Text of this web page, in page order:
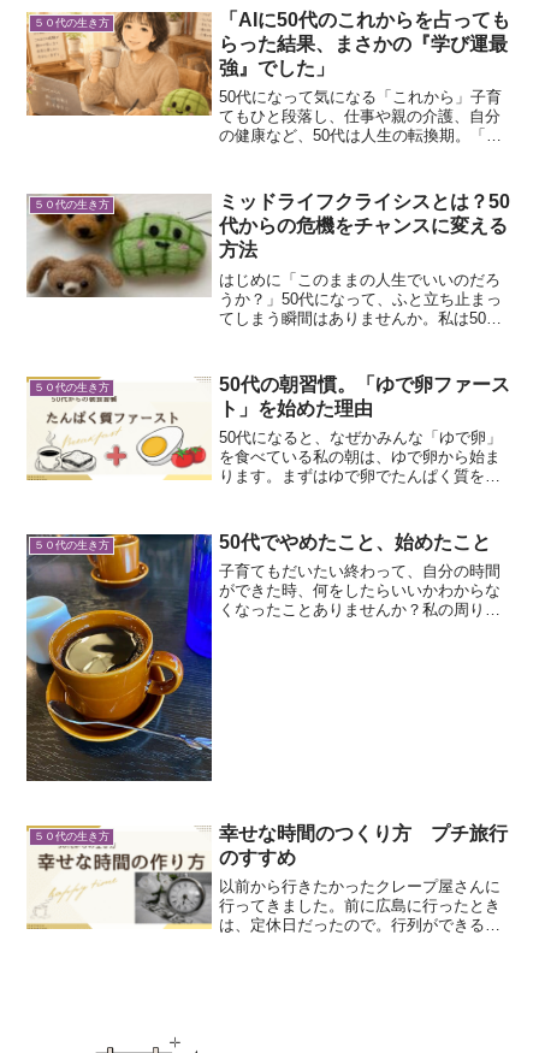
役立つのが 健康アプリでの見える化 で
す。私は M-hea...
５０代の生き方
「AIに50代のこれからを占っても
らった結果、まさかの『学び運最
強』でした」
50代になって気になる「これから」子育
てもひと段落し、仕事や親の介護、自分
の健康など、50代は人生の転換期。「私
うことにしました。AIに聞いてみた質問
50代からの金運...
５０代の生き方
ミッドライフクライシスとは？50
代からの危機をチャンスに変える
方法
はじめに「このままの人生でいいのだろ
うか？」50代になって、ふと立ち止まっ
てしまう瞬間はありませんか。私は50代
がありました。これが、いわゆる ミッド
ライフクライシス（中...
５０代の生き方
50代の朝習慣。「ゆで卵ファース
ト」を始めた理由
50代になると、なぜかみんな「ゆで卵」
を食べている私の朝は、ゆで卵から始ま
ります。まずはゆで卵でたんぱく質を摂
日のルーティンです。血糖値を急激に上
げないように「たんぱく...
５０代の生き方 50代でやめたこと、始めたこと
子育てもだいたい終わって、自分の時間
ができた時、何をしたらいいかわからな
くなったことありませんか？私の周りで
５０代の生き方
幸せな時間のつくり方 プチ旅行
のすすめ
以前から行きたかったクレープ屋さんに
行ってきました。前に広島に行ったとき
は、定休日だったので。行列ができる名